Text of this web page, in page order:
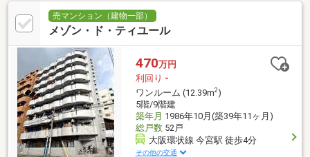
売マンション（建物一部）
メゾン・ド・ティユール
470万円
利回り -
ワンルーム (12.39m2)
5階/9階建
築年月 1986年10月(築39年11ヶ月)
総戸数52戸
大阪環状線 今宮駅 徒歩4分
その他の交通